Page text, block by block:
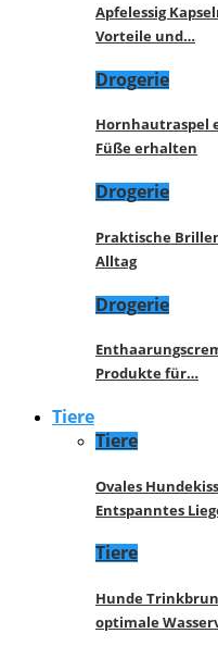
Apfelessig
Vorteile und…
Drogerie
Hornhautraspel
Füße erhalten
Drogerie
Praktische
Alltag
Drogerie
Produkte für…
Tiere
Tiere
Ovales
Entspanntes
Tiere
Hunde
optimale